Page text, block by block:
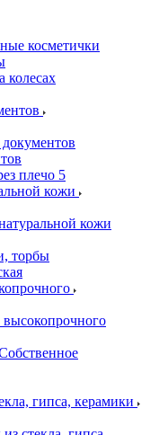
косметички
колесах
плечо 5
кожи
кожи
торбы
гипса, керамики